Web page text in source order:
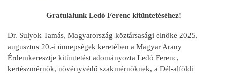
Gratulálunk Ledó Ferenc kitüntetéséhez!
Dr. Sulyok Tamás, Magyarország köztársasági elnöke 2025.
augusztus 20.-i ünnepségek keretében a Magyar Arany
Érdemkeresztje kitüntetést adományozta Ledó Ferenc,
kertészmérnök, növényvédő szakmérnöknek, a Dél-alföldi